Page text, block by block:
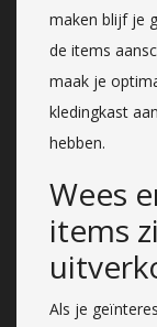
maken blijf je
de items
maak je
kledingkast
hebben.
Wees
items
Als je